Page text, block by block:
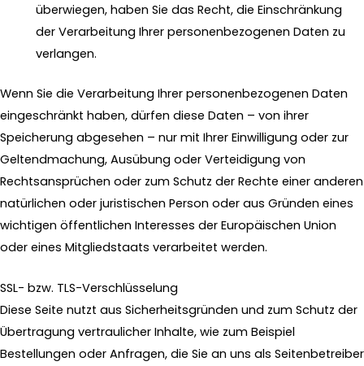
überwiegen, haben Sie das Recht, die Einschränkung
der Verarbeitung Ihrer personenbezogenen Daten zu
verlangen.
Wenn Sie die Verarbeitung Ihrer personenbezogenen Daten
eingeschränkt haben, dürfen diese Daten – von ihrer
Speicherung abgesehen – nur mit Ihrer Einwilligung oder zur
Geltendmachung, Ausübung oder Verteidigung von
Rechtsansprüchen oder zum Schutz der Rechte einer anderen
natürlichen oder juristischen Person oder aus Gründen eines
wichtigen öffentlichen Interesses der Europäischen Union
oder eines Mitgliedstaats verarbeitet werden.
SSL- bzw. TLS-Verschlüsselung
Diese Seite nutzt aus Sicherheitsgründen und zum Schutz der
Übertragung vertraulicher Inhalte, wie zum Beispiel
Bestellungen oder Anfragen, die Sie an uns als Seitenbetreiber